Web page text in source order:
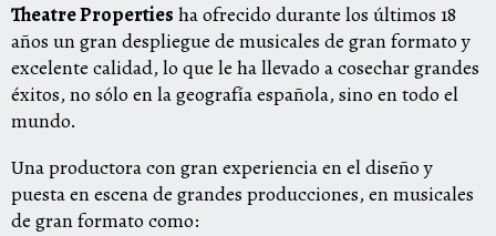
Theatre Properties ha ofrecido durante los últimos 18
años un gran despliegue de musicales de gran formato y
excelente calidad, lo que le ha llevado a cosechar grandes
éxitos, no sólo en la geografía española, sino en todo el
mundo.
Una productora con gran experiencia en el diseño y
puesta en escena de grandes producciones, en musicales
de gran formato como: